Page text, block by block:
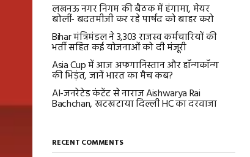
लखनऊ नगर निगम की बैठक में हंगामा, मेयर
बोलीं- बदतमीजी कर रहे पार्षद को बाहर करो
Bihar मंत्रिमंडल ने 3,303 राजस्व कर्मचारियों की
भर्ती सहित कई योजनाओं को दी मंजूरी
Asia Cup में आज अफगानिस्तान और हॉन्गकॉन्ग
की भिड़ंत, जानें भारत का मैच कब?
AI-जनरेटेड कंटेंट से नाराज Aishwarya Rai
Bachchan, खटखटाया दिल्ली HC का दरवाजा
RECENT COMMENTS